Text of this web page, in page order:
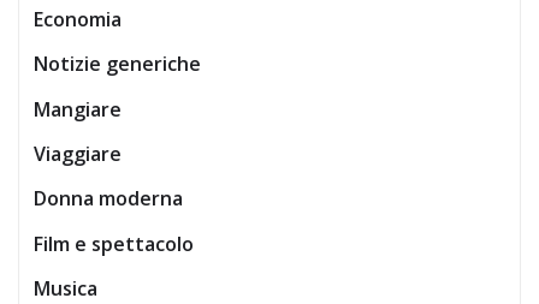
Economia
Notizie generiche
Mangiare
Viaggiare
Donna moderna
Film e spettacolo
Musica